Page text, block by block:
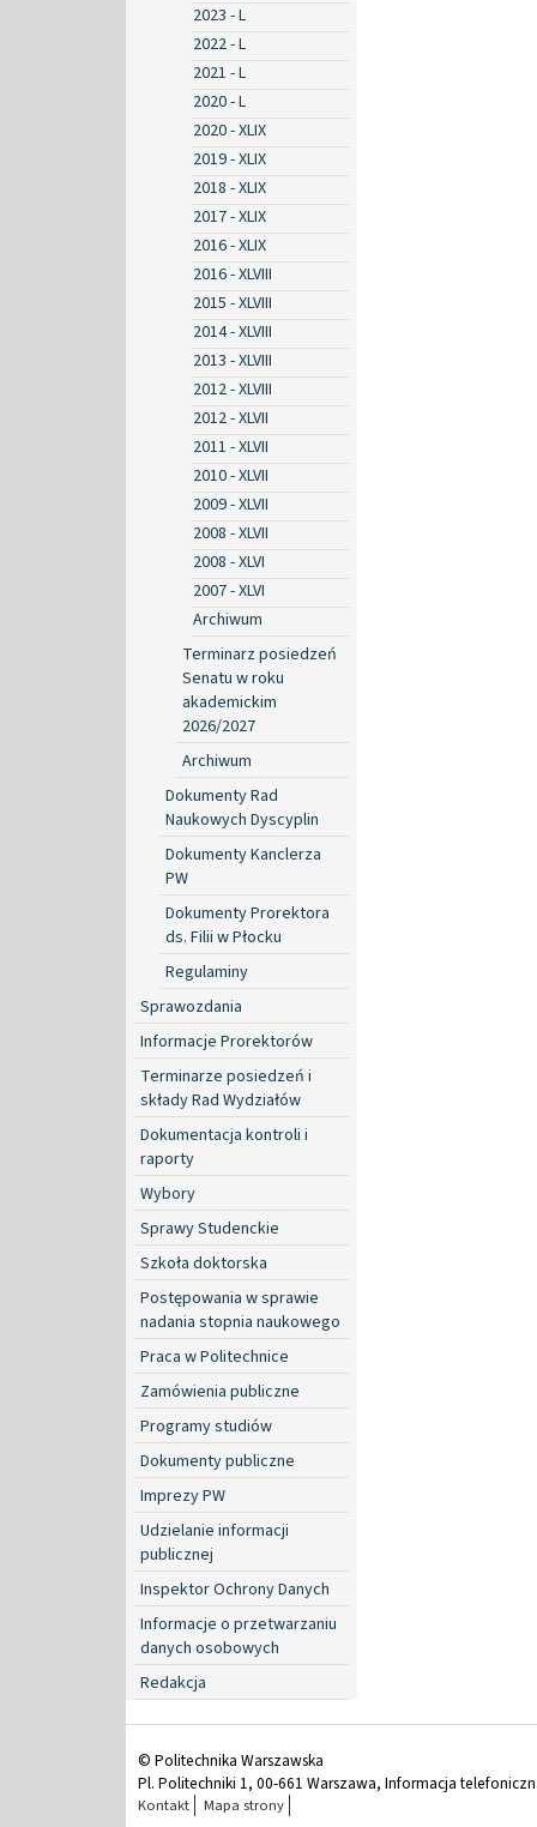
2023 - L
2022 - L
2021 - L
2020 - L
2020 - XLIX
2019 - XLIX
2018 - XLIX
2017 - XLIX
2016 - XLIX
2016 - XLVIII
2015 - XLVIII
2014 - XLVIII
2013 - XLVIII
2012 - XLVIII
2012 - XLVII
2011 - XLVII
2010 - XLVII
2009 - XLVII
2008 - XLVII
2008 - XLVI
2007 - XLVI
Archiwum
Terminarz posiedzeń
Senatu w roku
akademickim
2026/2027
Archiwum
Dokumenty Rad
Naukowych Dyscyplin
Dokumenty Kanclerza
PW
Dokumenty Prorektora
ds. Filii w Płocku
Regulaminy
Sprawozdania
Informacje Prorektorów
Terminarze posiedzeń i
składy Rad Wydziałów
Dokumentacja kontroli i
raporty
Wybory
Sprawy Studenckie
Szkoła doktorska
Postępowania w sprawie
nadania stopnia naukowego
Praca w Politechnice
Zamówienia publiczne
Programy studiów
Dokumenty publiczne
Imprezy PW
Udzielanie informacji
publicznej
Inspektor Ochrony Danych
Informacje o przetwarzaniu
danych osobowych
Redakcja
© Politechnika Warszawska
Pl. Politechniki 1, 00-661 Warszawa, Informacja
Kontakt Mapa strony